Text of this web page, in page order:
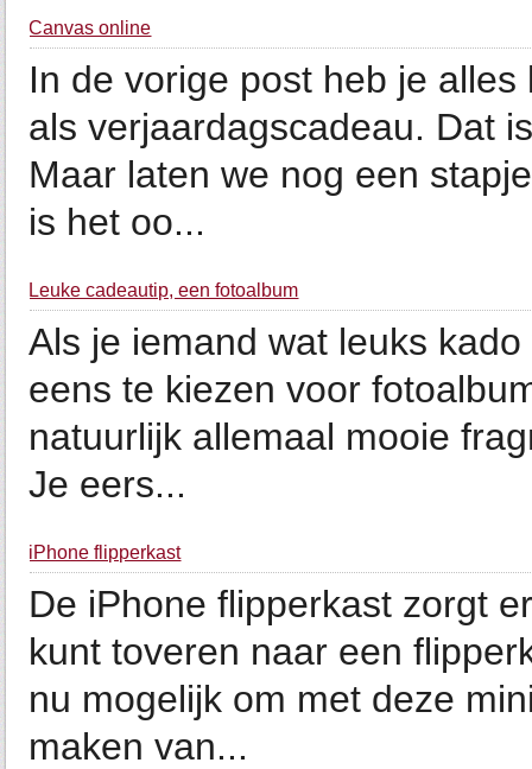
Canvas online
In de vorige post heb je
als verjaardagscadeau. Dat
Maar laten we nog een
is het oo...
Leuke cadeautip, een fotoalbum
Als je iemand wat leuks
eens te kiezen voor
natuurlijk allemaal mooie
Je eers...
iPhone flipperkast
De iPhone flipperkast zorgt
kunt toveren naar een
nu mogelijk om met deze
maken van...